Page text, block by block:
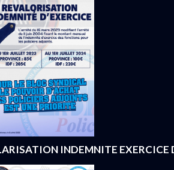
INDEMNITE EXERCICE